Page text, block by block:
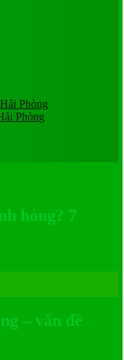
Phòng
Phòng
hỏng? 7
– vấn đề